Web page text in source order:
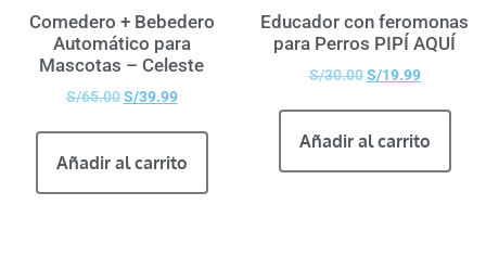
Comedero + Bebedero
Automático para
Mascotas – Celeste
S/65.00 S/39.99
Añadir al carrito
Educador con feromonas
para Perros PIPÍ AQUÍ
S/30.00 S/19.99
Añadir al carrito